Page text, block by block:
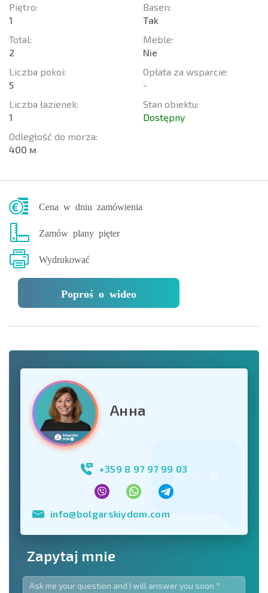
Piętro:
1
Total:
2
Liczba pokoi:
5
Liczba łazienek:
1
Odległość do morza:
400 м
Basen:
Tak
Meble:
Nie
Opłata za wsparcie:
-
Stan obiektu:
Dostępny
Cena w dniu zamówienia
Zamów plany pięter
Wydrukować
Poproś o wideo
Анна
+359 8 97 97 99 03
info@bolgarskiydom.com
Zapytaj mnie